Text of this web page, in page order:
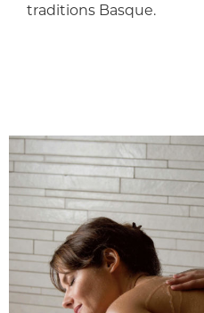
traditions Basque.